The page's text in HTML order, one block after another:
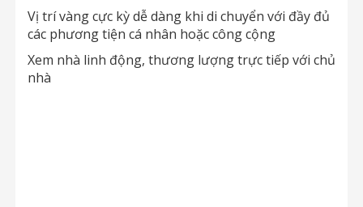
Vị trí vàng cực kỳ dễ dàng khi di chuyển với đầy đủ
các phương tiện cá nhân hoặc công cộng
Xem nhà linh động, thương lượng trực tiếp với chủ
nhà